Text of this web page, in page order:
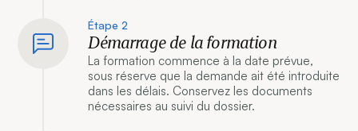
Étape 2
Démarrage de la formation
La formation commence à la date prévue,
sous réserve que la demande ait été introduite
dans les délais. Conservez les documents
nécessaires au suivi du dossier.